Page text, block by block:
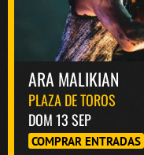
ARA MALIKIAN
PLAZA DE TOROS
DOM 13 SEP
COMPRAR ENTRADAS